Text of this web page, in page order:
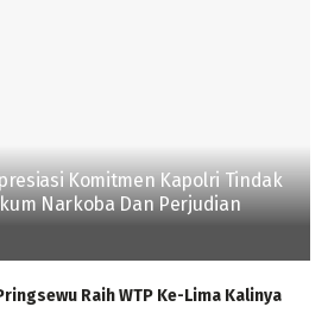
Komitmen Kapolri Tindak
Narkoba Dan Perjudian
Raih WTP Ke-Lima Kalinya